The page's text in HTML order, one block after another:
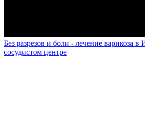
Без разрезов и боли - лечение варикоза
сосудистом центре